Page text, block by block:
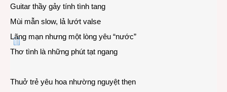
Guitar thầy gảy tính tình tang
Mùi mẫn slow, lả lướt valse
Lãng mạn nhưng một lòng yêu “nước”
Thơ tình là những phút tạt ngang
Thuở trẻ yêu hoa nhường nguyệt thẹn